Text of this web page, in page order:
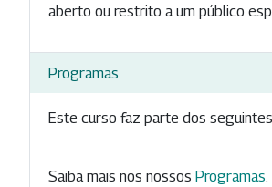
aberto ou restrito a um público
Programas
Este curso faz parte dos seguintes
Saiba mais nos nossos Programas.